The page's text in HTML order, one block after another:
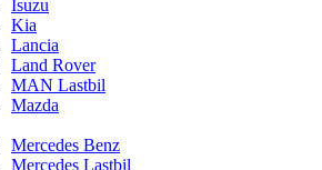
Isuzu
Kia
Lancia
Land Rover
MAN Lastbil
Mazda
Mercedes Benz
Mercedes Lastbil